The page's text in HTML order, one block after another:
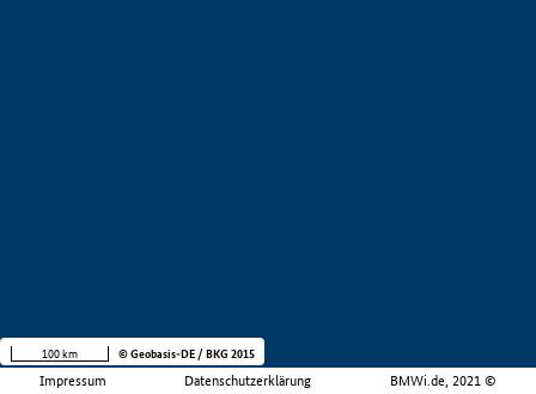
Impressum Datenschutzerklärung BMWi.de, 2021 ©
100 km © Geobasis-DE / BKG 2015